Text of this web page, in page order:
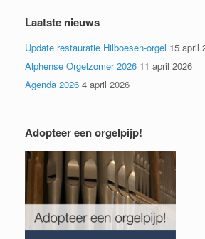
Laatste nieuws
Update restauratie Hilboesen-orgel 15 april
Alphense Orgelzomer 2026 11 april 2026
Agenda 2026 4 april 2026
Adopteer een orgelpijp!